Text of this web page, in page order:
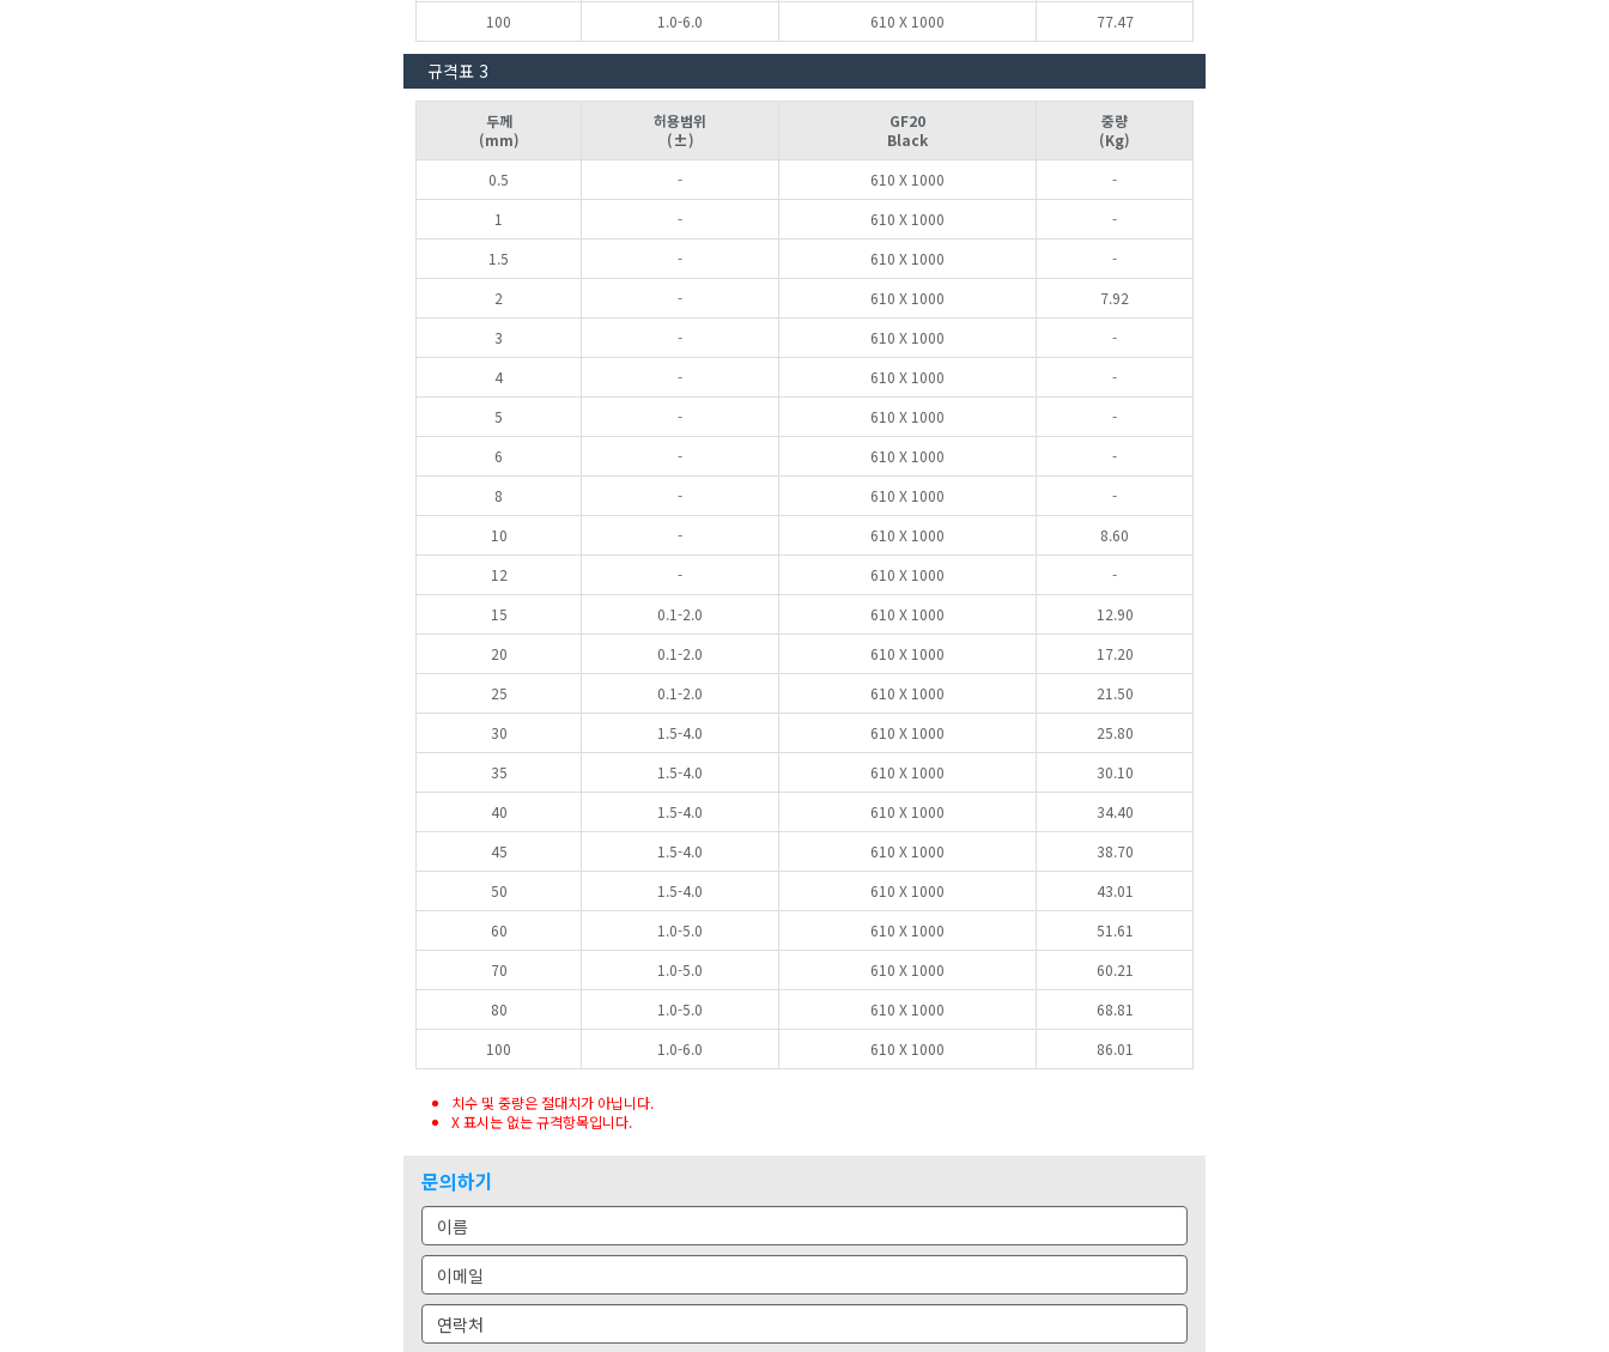
100
1.0-6.0 610 X 1000 77.47
규격표 3
두께
(mm)
허용범위
(±)
GF20
Black
중량
(Kg)
0.5
- 610 X 1000
-
1
- 610 X 1000
-
1.5
- 610 X 1000
-
2
- 610 X 1000
7.92
3
- 610 X 1000
-
4
- 610 X 1000
-
5
- 610 X 1000
-
6
- 610 X 1000
-
8
- 610 X 1000
-
10
- 610 X 1000
8.60
12
- 610 X 1000
-
15
0.1-2.0 610 X 1000
12.90
20
0.1-2.0 610 X 1000
17.20
25
0.1-2.0 610 X 1000
21.50
30
1.5-4.0 610 X 1000
25.80
35
1.5-4.0 610 X 1000
30.10
40
1.5-4.0 610 X 1000
34.40
45
1.5-4.0 610 X 1000
38.70
50
1.5-4.0 610 X 1000
43.01
60
1.0-5.0 610 X 1000
51.61
70
1.0-5.0 610 X 1000
60.21
80
1.0-5.0 610 X 1000
68.81
100
1.0-6.0 610 X 1000 86.01
치수 및 중량은 절대치가 아닙니다.
X 표시는 없는 규격항목입니다.
문의하기